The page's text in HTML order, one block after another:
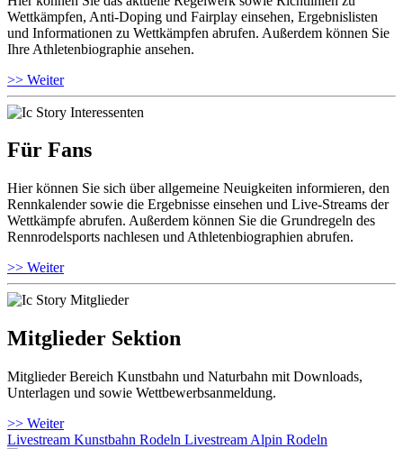
Wettkämpfen, Anti-Doping und Fairplay einsehen, Ergebnislisten
und Informationen zu Wettkämpfen abrufen. Außerdem können Sie
Ihre Athletenbiographie ansehen.
>> Weiter
Für Fans
Hier können Sie sich über allgemeine Neuigkeiten informieren, den
Rennkalender sowie die Ergebnisse einsehen und Live-Streams der
Wettkämpfe abrufen. Außerdem können Sie die Grundregeln des
Rennrodelsports nachlesen und Athletenbiographien abrufen.
>> Weiter
Mitglieder Sektion
Mitglieder Bereich Kunstbahn und Naturbahn mit Downloads,
Unterlagen und sowie Wettbewerbsanmeldung.
>> Weiter
Livestream Kunstbahn Rodeln Livestream Alpin Rodeln